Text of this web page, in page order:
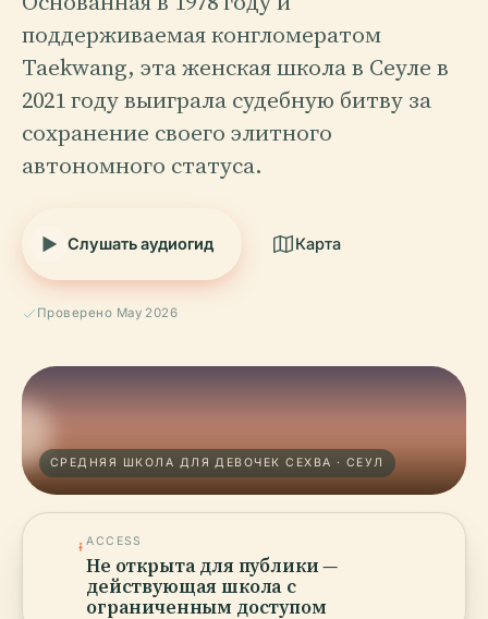
поддерживаемая конгломератом
Taekwang, эта женская школа в Сеуле в
2021 году выиграла судебную битву за
сохранение своего элитного
автономного статуса.
Слушать аудиогид Карта
Проверено May 2026
СРЕДНЯЯ ШКОЛА ДЛЯ ДЕВОЧЕК СЕХВА · СЕУЛ
ACCESS
Не открыта для публики —
действующая школа с
ограниченным доступом